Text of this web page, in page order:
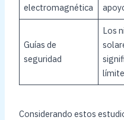
electromagnética
Guías de
seguridad
Los
Considerando estos